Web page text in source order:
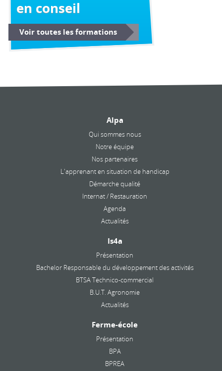
en conseil
Voir toutes les formations
Alpa
Qui sommes nous
Notre équipe
Nos partenaires
L'apprenant en situation de handicap
Démarche qualité
Internat / Restauration
Agenda
Actualités
Is4a
Présentation
Bachelor Responsable du développement des activités
BTSA Technico-commercial
B.U.T. Agronomie
Actualités
Ferme-école
Présentation
BPA
BPREA